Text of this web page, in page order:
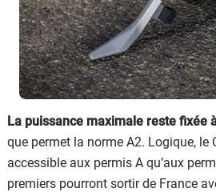
La puissance maximale reste fixée
que permet la norme A2. Logique, le
accessible aux permis A qu’aux
premiers pourront sortir de France